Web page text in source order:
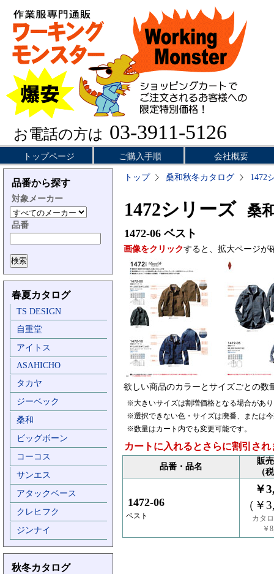
お電話の方は 03-3911-5126
トップページ ご購入手順 会社概要
品番から探す
対象メーカー
品番
春夏カタログ
TS DESIGN
自重堂
アイトス
ASAHICHO
タカヤ
ジーベック
桑和
ビッグボーン
コーコス
サンエス
アタックベース
クレヒフク
ジンナイ
秋冬カタログ
トップ 桑和秋冬カタログ 1472
1472シリーズ 桑
1472-06 ベスト
画像をクリックすると、拡大ページが
欲しい商品のカラーとサイズごとの数
※大きいサイズは割増価格となる場合があ
※選択できない色・サイズは廃番、または
※数量はカート内でも変更可能です。
カートに入れるとさらに割引され
品番・品名
販
（
1472-06
ベスト
￥
（￥
カタ
￥